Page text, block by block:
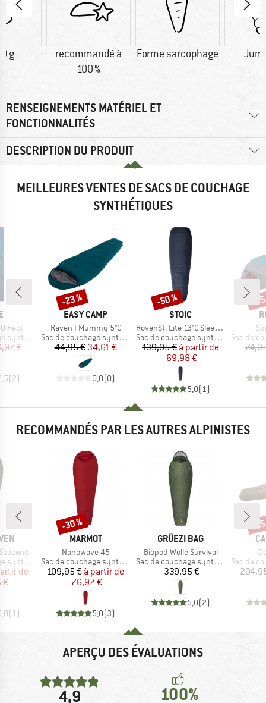
g
recommandé à
100 %
Forme sarcophage
RENSEIGNEMENTS MATÉRIEL ET
FONCTIONNALITÉS
DESCRIPTION DU PRODUIT
MEILLEURES VENTES DE SACS DE COUCHAGE
SYNTHÉTIQUES
Rect
réduit
€
(2)
MARQUE
EASY CAMP
Article
Raven I Mummy 5°C
Product group
Sac de couchage synthétique
Prix
44,95 €Prix réduit
34,61 €
0,0(0)
Remise
-23 %
MARQUE
STOIC
Article
RovenSt. Lite 13°C Sleeping Bag
Product group
Sac de couchage synthétique
Prix
139,95 € Prix réduit
à partir de
69,98 €
5,0(1 )
Remise
-50 %
Product
Sac de
-
RECOMMANDÉS PAR LES AUTRES ALPINISTES
réduit
de
€
(1)
MARQUE
MARMOT
Article
Nanowave 45
Product group
Sac de couchage synthétique
Prix
109,95 € Prix réduit
à partir de
76,97 €
5,0(3)
Remise
-30 %
MARQUE
GRÜEZI BAG
Article
Biopod Wolle Survival
Product group
Sac de couchage synthétique
Prix
339,95 €
5,0(2)
Product
Sac de
-
APERÇU DES ÉVALUATIONS
4,9 100%